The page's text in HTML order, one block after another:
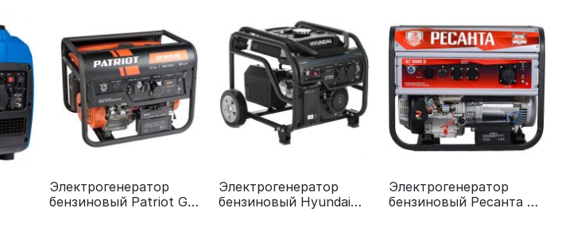
Электрогенератор
бензиновый Patriot GP
Электрогенератор
бензиновый Hyundai
Электрогенератор
бензиновый Ресанта БГ